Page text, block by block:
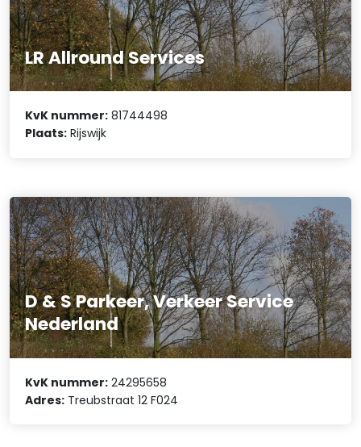
LR Allround Services
KvK nummer: 81744498
Plaats: Rijswijk
D & S Parkeer, Verkeer Service
Nederland
KvK nummer: 24295658
Adres: Treubstraat 12 F024